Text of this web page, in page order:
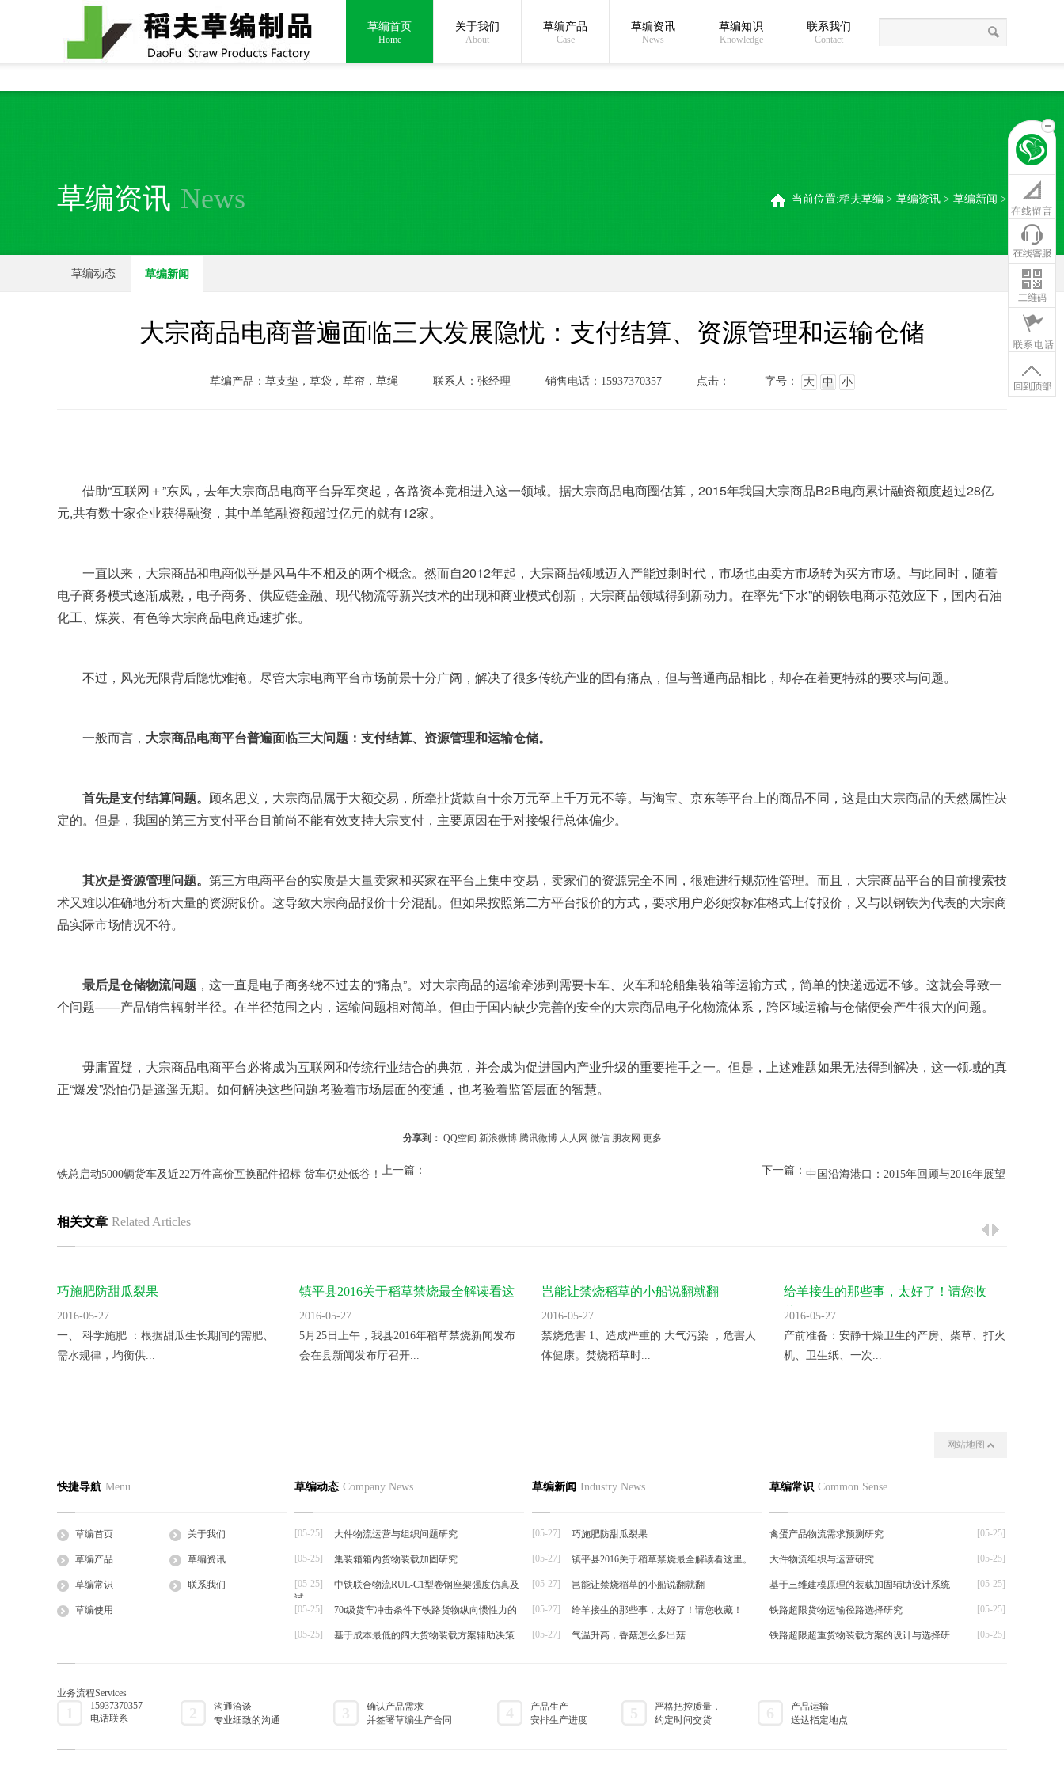
全国统一24小时销售电话：15937370357 在线沟通: 关于我们 草编常识 稻夫草编制品厂
草编首页
Home
关于我们
About
草编产品
Case
草编资讯
News
草编知识
Knowledge
联系我们
Contact
草编资讯 News 当前位置:稻夫草编 > 草编资讯 > 草编新闻 >
草编动态 草编新闻
大宗商品电商普遍面临三大发展隐忧：支付结算、资源管理和运输仓储
草编产品：草支垫，草袋，草帘，草绳 联系人：张经理 销售电话：15937370357 点击： 字号： 大 中 小
元,共有数十家企业获得融资，其中单笔融资额超过亿元的就有12家。
电子商务模式逐渐成熟，电子商务、供应链金融、现代物流等新兴技术的出现和商业模式创新，大宗商品领域得到新动力。在率先“下水”的钢铁电商示范效应下，国内石油
化工、煤炭、有色等大宗商品电商迅速扩张。
	不过，风光无限背后隐忧难掩。尽管大宗电商平台市场前景十分广阔，解决了很多传统产业的固有痛点，但与普通商品相比，却存在着更特殊的要求与问题。
	一般而言，
大宗商品电商平台普遍面临三大问题：支付结算、资源管理和运输仓储。
首先是支付结算问题。 顾名思义，大宗商品属于大额交易，所牵扯货款自十余万元至上千万元不等。与淘宝、京东等平台上的商品不同，这是由大宗商品的天然属性决
定的。但是，我国的第三方支付平台目前尚不能有效支持大宗支付，主要原因在于对接银行总体偏少。
其次是资源管理问题。 第三方电商平台的实质是大量卖家和买家在平台上集中交易，卖家们的资源完全不同，很难进行规范性管理。而且，大宗商品平台的目前搜索技
术又难以准确地分析大量的资源报价。这导致大宗商品报价十分混乱。但如果按照第二方平台报价的方式，要求用户必须按标准格式上传报价，又与以钢铁为代表的大宗商
品实际市场情况不符。
最后是仓储物流问题 ，这一直是电子商务绕不过去的“痛点”。对大宗商品的运输牵涉到需要卡车、火车和轮船集装箱等运输方式，简单的快递远远不够。这就会导致一
个问题——产品销售辐射半径。在半径范围之内，运输问题相对简单。但由于国内缺少完善的安全的大宗商品电子化物流体系，跨区域运输与仓储便会产生很大的问题。
正“爆发”恐怕仍是遥遥无期。如何解决这些问题考验着市场层面的变通，也考验着监管层面的智慧。
分享到： QQ空间 新浪微博 腾讯微博 人人网 微信 朋友网 更多
上一篇：
铁总启动5000辆货车及近22万件高价互换配件招标 货车仍处低谷！ 下一篇： 中国沿海港口：2015年回顾与2016年展望
相关文章 Related Articles
巧施肥防甜瓜裂果
2016-05-27
一、 科学施肥 ：根据甜瓜生长期间的需肥、
需水规律，均衡供...
镇平县2016关于稻草禁烧最全解读看这
里。
2016-05-27
5月25日上午，我县2016年稻草禁烧新闻发布
会在县新闻发布厅召开...
岂能让禁烧稻草的小船说翻就翻
2016-05-27
禁烧危害 1、造成严重的 大气污染 ，危害人
体健康。焚烧稻草时...
给羊接生的那些事，太好了！请您收
藏！
2016-05-27
产前准备：安静干燥卫生的产房、柴草、打火
机、卫生纸、一次...
2016-05-27
日光温室是靠太阳的热辐射来获得热量的，夜
间的热量也主要依...
2016-05-27
一、品种选择夏秋反季节栽培香菜，宜选用耐
湿热、耐病、抗逆...
网站地图
草支垫
草棒
大棚草帘
草袋
草绳
草片
快捷导航 Menu
草编首页 关于我们
草编产品 草编资讯
草编常识 联系我们
草编使用
草编动态 Company News
[05-25] 大件物流运营与组织问题研究
[05-25] 集装箱箱内货物装载加固研究
[05-25]
中铁联合物流RUL-C1型卷钢座架强度仿真及
试
[05-25]
70t级货车冲击条件下铁路货物纵向惯性力的
[05-25] 基于成本最低的阔大货物装载方案辅助决策
草编新闻 Industry News
[05-27] 巧施肥防甜瓜裂果
[05-27] 镇平县2016关于稻草禁烧最全解读看这里。
[05-27] 岂能让禁烧稻草的小船说翻就翻
[05-27] 给羊接生的那些事，太好了！请您收藏！
[05-27] 气温升高，香菇怎么多出菇
草编常识 Common Sense
[05-25]
禽蛋产品物流需求预测研究
[05-25]
大件物流组织与运营研究
[05-25]
基于三维建模原理的装载加固辅助设计系统
[05-25]
铁路超限货物运输径路选择研究
[05-25]
铁路超限超重货物装载方案的设计与选择研
业务流程Services
15937370357
电话联系
沟通洽谈
专业细致的沟通
确认产品需求
并签署草编生产合同
产品生产
安排生产进度
严格把控质量，
约定时间交货
产品运输
送达指定地点